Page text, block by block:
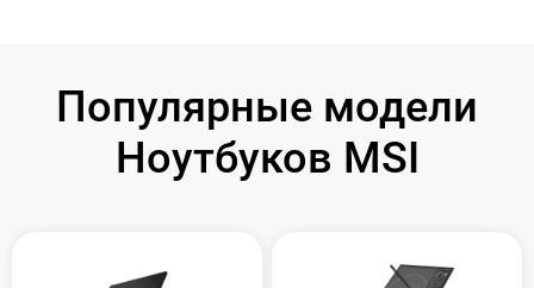
Популярные модели
Ноутбуков MSI